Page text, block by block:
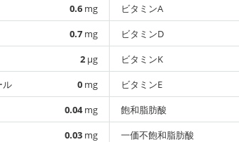
0.6 mg
0.7 mg
2 µg
ル
0 mg
0.04mg
0.03 mg
ビタミンA
ビタミンD
ビタミンK
ビタミンE
飽和脂肪酸
一価不飽和脂肪酸